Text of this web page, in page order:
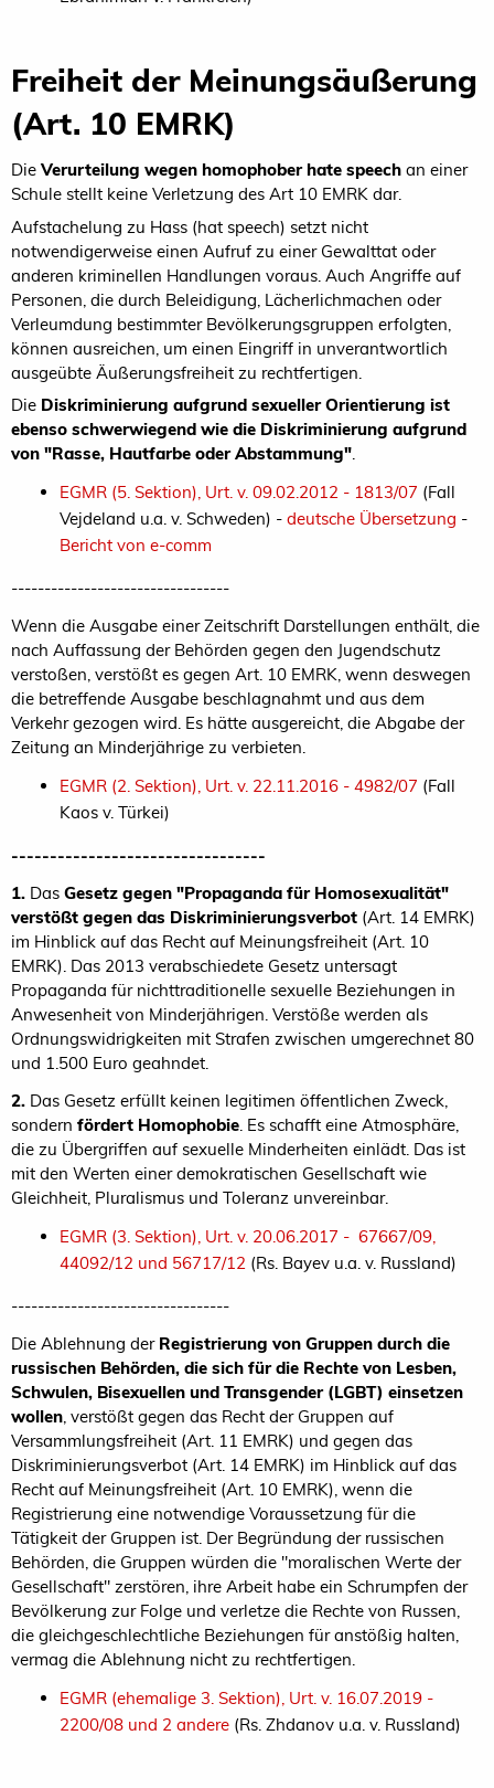
Freiheit der Meinungsäußerung
(Art. 10 EMRK)
Die Verurteilung wegen homophober hate speech an einer
Schule stellt keine Verletzung des Art 10 EMRK dar.
Aufstachelung zu Hass (hat speech) setzt nicht
notwendigerweise einen Aufruf zu einer Gewalttat oder
anderen kriminellen Handlungen voraus. Auch Angriffe auf
Personen, die durch Beleidigung, Lächerlichmachen oder
Verleumdung bestimmter Bevölkerungsgruppen erfolgten,
können ausreichen, um einen Eingriff in unverantwortlich
ausgeübte Äußerungsfreiheit zu rechtfertigen.
Die Diskriminierung aufgrund sexueller Orientierung ist
ebenso schwerwiegend wie die Diskriminierung aufgrund
von "Rasse, Hautfarbe oder Abstammung".
EGMR (5. Sektion), Urt. v. 09.02.2012 - 1813/07 (Fall
Vejdeland u.a. v. Schweden) - deutsche Übersetzung -
Bericht von e-comm
---------------------------------
Wenn die Ausgabe einer Zeitschrift Darstellungen enthält, die
nach Auffassung der Behörden gegen den Jugendschutz
verstoßen, verstößt es gegen Art. 10 EMRK, wenn deswegen
die betreffende Ausgabe beschlagnahmt und aus dem
Verkehr gezogen wird. Es hätte ausgereicht, die Abgabe der
Zeitung an Minderjährige zu verbieten.
EGMR (2. Sektion), Urt. v. 22.11.2016 - 4982/07 (Fall
Kaos v. Türkei)
---------------------------------
1. Das Gesetz gegen "Propaganda für Homosexualität"
verstößt gegen das Diskriminierungsverbot (Art. 14 EMRK)
im Hinblick auf das Recht auf Meinungsfreiheit (Art. 10
EMRK). Das 2013 verabschiedete Gesetz untersagt
Propaganda für nichttraditionelle sexuelle Beziehungen in
Anwesenheit von Minderjährigen. Verstöße werden als
Ordnungswidrigkeiten mit Strafen zwischen umgerechnet 80
und 1.500 Euro geahndet.
2. Das Gesetz erfüllt keinen legitimen öffentlichen Zweck,
sondern fördert Homophobie. Es schafft eine Atmosphäre,
die zu Übergriffen auf sexuelle Minderheiten einlädt. Das ist
mit den Werten einer demokratischen Gesellschaft wie
Gleichheit, Pluralismus und Toleranz unvereinbar.
EGMR (3. Sektion), Urt. v. 20.06.2017 - 67667/09,
44092/12 und 56717/12 (Rs. Bayev u.a. v. Russland)
---------------------------------
Die Ablehnung der Registrierung von Gruppen durch die
russischen Behörden, die sich für die Rechte von Lesben,
Schwulen, Bisexuellen und Transgender (LGBT) einsetzen
wollen, verstößt gegen das Recht der Gruppen auf
Versammlungsfreiheit (Art. 11 EMRK) und gegen das
Diskriminierungsverbot (Art. 14 EMRK) im Hinblick auf das
Recht auf Meinungsfreiheit (Art. 10 EMRK), wenn die
Registrierung eine notwendige Voraussetzung für die
Tätigkeit der Gruppen ist. Der Begründung der russischen
Behörden, die Gruppen würden die "moralischen Werte der
Gesellschaft" zerstören, ihre Arbeit habe ein Schrumpfen der
Bevölkerung zur Folge und verletze die Rechte von Russen,
die gleichgeschlechtliche Beziehungen für anstößig halten,
vermag die Ablehnung nicht zu rechtfertigen.
EGMR (ehemalige 3. Sektion), Urt. v. 16.07.2019 -
2200/08 und 2 andere (Rs. Zhdanov u.a. v. Russland)